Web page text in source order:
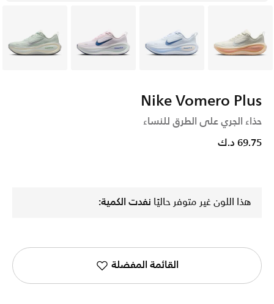
رمادي أبيض وردي رمادي
Nike Vomero Plus
حذاء الجري على الطرق للنساء
69.75 د.ك
هذا اللون غير متوفر حاليًا نفدت الكمية:
القائمة المفضلة